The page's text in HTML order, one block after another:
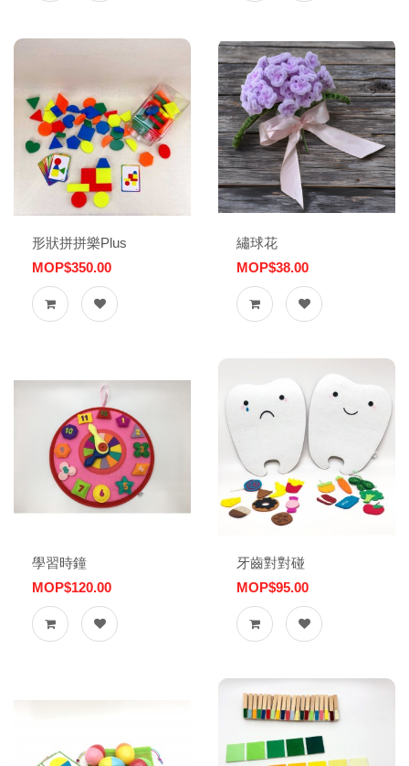
形狀拼拼樂Plus
MOP$350.00
繡球花
MOP$38.00
學習時鐘
MOP$120.00
牙齒對對碰
MOP$95.00